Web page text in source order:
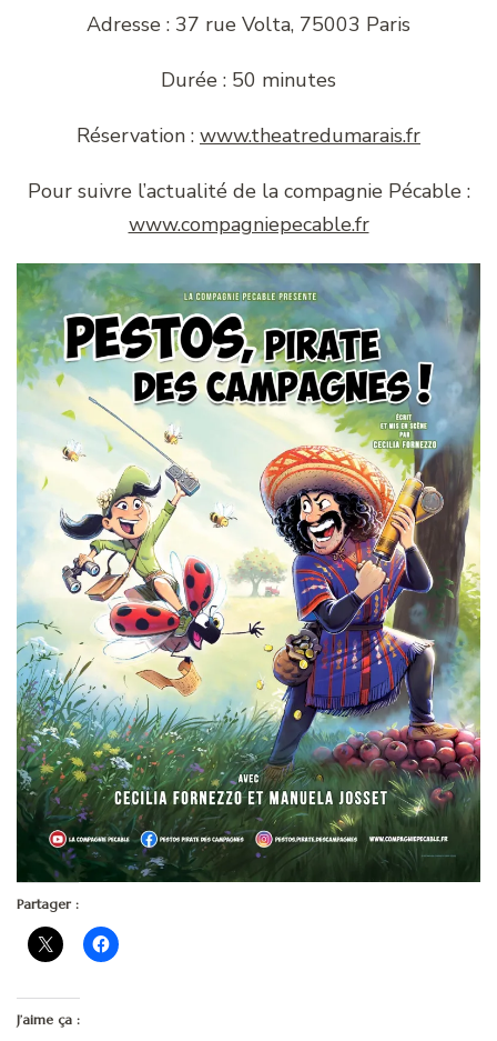
Adresse : 37 rue Volta, 75003 Paris
Durée : 50 minutes
Réservation : www.theatredumarais.fr
Pour suivre l’actualité de la compagnie Pécable :
www.compagniepecable.fr
Partager :
J’aime ça :